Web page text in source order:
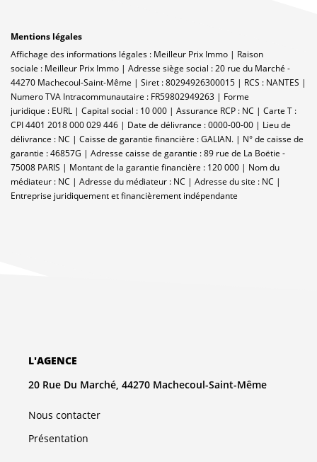
Mentions légales
Affichage des informations légales : Meilleur Prix Immo | Raison
sociale : Meilleur Prix Immo | Adresse siège social : 20 rue du Marché -
44270 Machecoul-Saint-Même | Siret : 80294926300015 | RCS : NANTES |
Numero TVA Intracommunautaire : FR59802949263 | Forme
juridique : EURL | Capital social : 10 000 | Assurance RCP : NC | Carte T :
CPI 4401 2018 000 029 446 | Date de délivrance : 0000-00-00 | Lieu de
délivrance : NC | Caisse de garantie financière : GALIAN. | N° de caisse de
garantie : 46857G | Adresse caisse de garantie : 89 rue de La Boëtie -
75008 PARIS | Montant de la garantie financière : 120 000 | Nom du
médiateur : NC | Adresse du médiateur : NC | Adresse du site : NC |
Entreprise juridiquement et financièrement indépendante
L'AGENCE
20 Rue Du Marché, 44270 Machecoul-Saint-Même
Nous contacter
Présentation